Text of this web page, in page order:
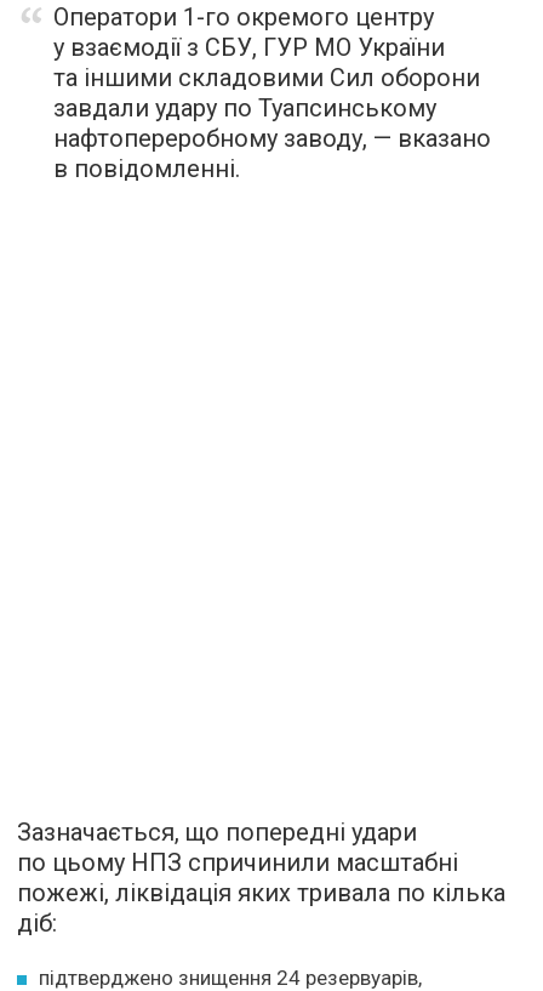
Оператори 1-го окремого центру
у взаємодії з СБУ, ГУР МО України
та іншими складовими Сил оборони
завдали удару по Туапсинському
нафтопереробному заводу, — вказано
в повідомленні.
Зазначається, що попередні удари
по цьому НПЗ спричинили масштабні
пожежі, ліквідація яких тривала по кілька
діб:
підтверджено знищення 24 резервуарів,